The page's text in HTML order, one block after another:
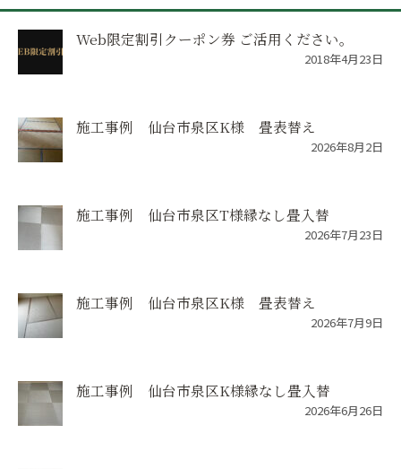
Web限定割引クーポン券 ご活用ください。
2018年4月23日
施工事例 仙台市泉区K様 畳表替え
2026年8月2日
施工事例 仙台市泉区T様縁なし畳入替
2026年7月23日
施工事例 仙台市泉区K様 畳表替え
2026年7月9日
施工事例 仙台市泉区K様縁なし畳入替
2026年6月26日